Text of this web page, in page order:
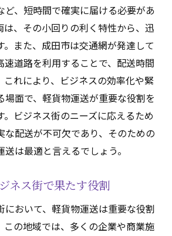
ど、短時間で確実に届ける必要があ
は、その小回りの利く特性から、迅
。また、成田市は交通網が発達して
速道路を利用することで、配送時間
これにより、ビジネスの効率化や緊
場面で、軽貨物運送が重要な役割を
。ビジネス街のニーズに応えるため
な配送が不可欠であり、そのための
は最適と言えるでしょう。
ネス街で果たす役割
において、軽貨物運送は重要な役割
この地域では、多くの企業や商業施